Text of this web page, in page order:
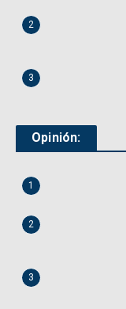
2
3
Opinión:
1
2
3